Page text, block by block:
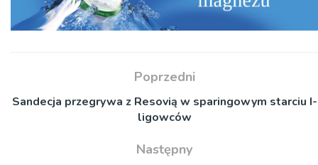
Poprzedni
Sandecja przegrywa z Resovią w sparingowym starciu I-
ligowców
Następny